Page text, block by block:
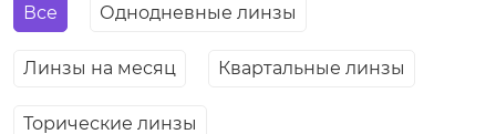
Все Однодневные линзы
Линзы на месяц Квартальные линзы
Торические линзы